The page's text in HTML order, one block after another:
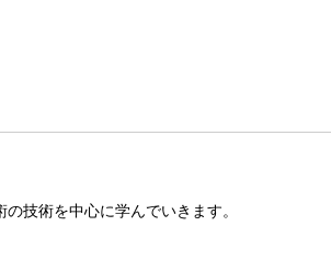
技術を中心に学んでいきます。